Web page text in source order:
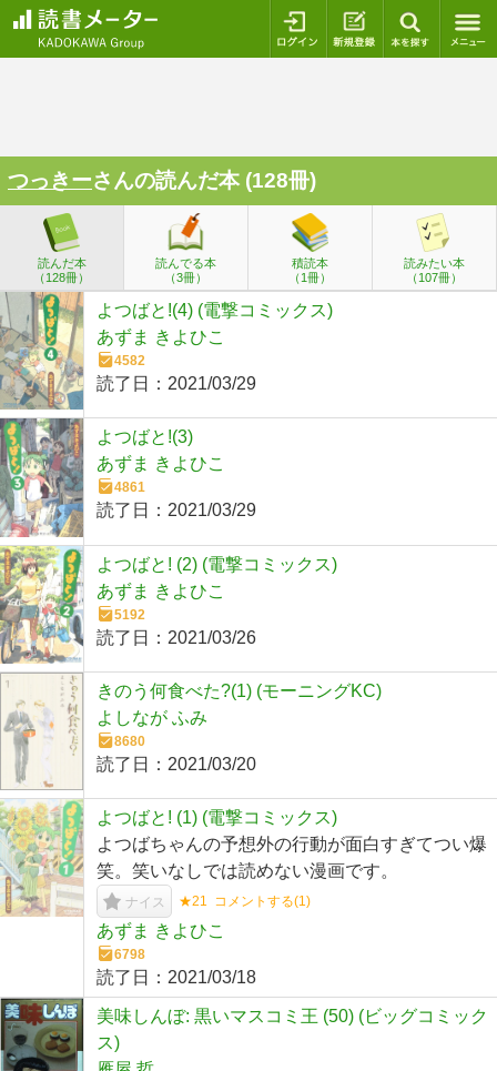
ログイン 新規登録
つっきーさんの読んだ本 (128冊)
読んだ本
（128冊）
読んでる本
（3冊）
積読本
（1冊）
読みたい本
（107冊）
よつばと!(4) (電撃コミックス)
あずま きよひこ
4582
読了日： 2021/03/29
よつばと!(3)
あずま きよひこ
4861
読了日： 2021/03/29
よつばと! (2) (電撃コミックス)
あずま きよひこ
5192
読了日： 2021/03/26
きのう何食べた?(1) (モーニングKC)
よしなが ふみ
8680
読了日： 2021/03/20
よつばと! (1) (電撃コミックス)
よつばちゃんの予想外の行動が面白すぎてつい爆
笑。笑いなしでは読めない漫画です。
ナイス ★21 コメントする(1 )
あずま きよひこ
6798
読了日： 2021/03/18
美味しんぼ: 黒いマスコミ王 (50) (ビッグコミック
ス)